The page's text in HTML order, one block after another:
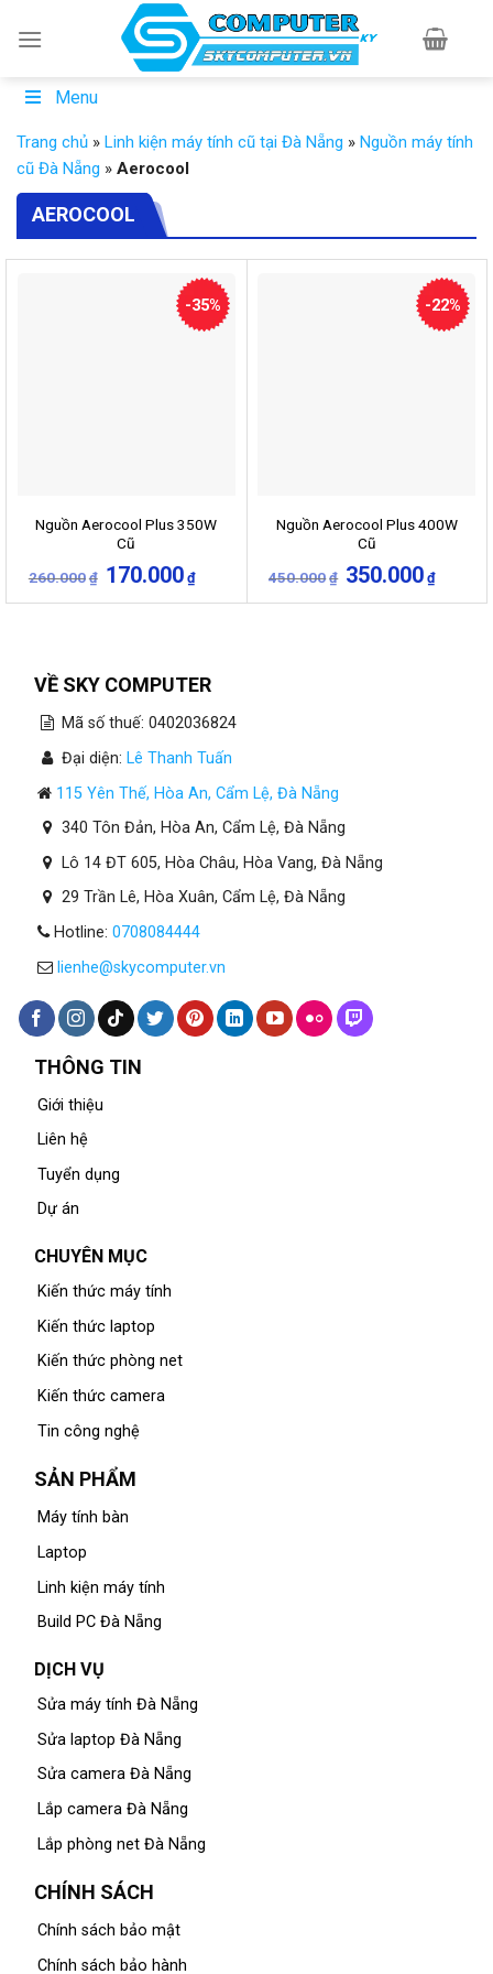
Menu
Trang chủ » Linh kiện máy tính cũ tại Đà Nẵng » Nguồn máy tính
cũ Đà Nẵng » Aerocool
AEROCOOL
-35%
Nguồn Aerocool Plus 350W
Cũ
260.000 ₫ Giá
gốc
là:
170.000 ₫Giá
hiện
tại
-22%
Nguồn Aerocool Plus 400W
Cũ
450.000 ₫ Giá
gốc
là:
350.000 ₫Giá
tại
VỀ SKY COMPUTER
Mã số thuế: 0402036824
Đại diện: Lê Thanh Tuấn
115 Yên Thế, Hòa An, Cẩm Lệ, Đà Nẵng
340 Tôn Đản, Hòa An, Cẩm Lệ, Đà Nẵng
Lô 14 ĐT 605, Hòa Châu, Hòa Vang, Đà Nẵng
29 Trần Lê, Hòa Xuân, Cẩm Lệ, Đà Nẵng
Hotline: 0708084444
lienhe@skycomputer.vn
THÔNG TIN
Giới thiệu
Liên hệ
Tuyển dụng
Dự án
CHUYÊN MỤC
Kiến thức máy tính
Kiến thức laptop
Kiến thức phòng net
Kiến thức camera
Tin công nghệ
SẢN PHẨM
Máy tính bàn
Laptop
Linh kiện máy tính
Build PC Đà Nẵng
DỊCH VỤ
Sửa máy tính Đà Nẵng
Sửa laptop Đà Nẵng
Sửa camera Đà Nẵng
Lắp camera Đà Nẵng
Lắp phòng net Đà Nẵng
CHÍNH SÁCH
Chính sách bảo mật
Chính sách bảo hành